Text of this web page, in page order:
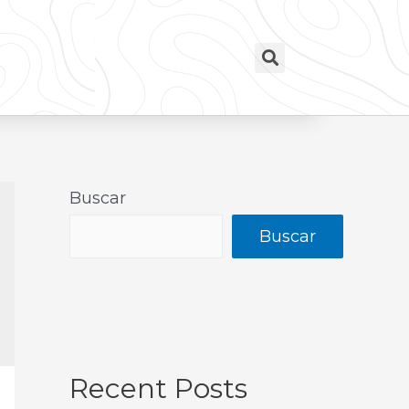
Buscar
Buscar
Recent Posts